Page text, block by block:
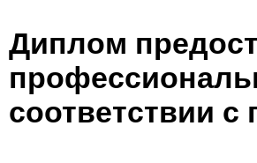
Диплом
соответствии